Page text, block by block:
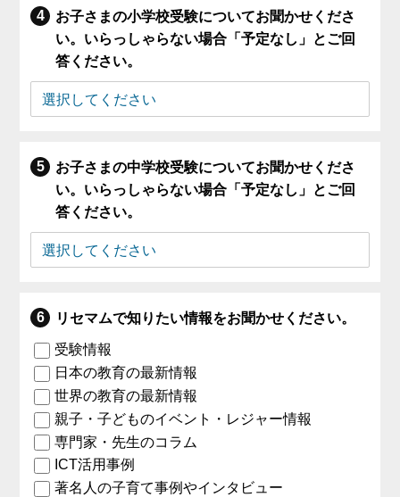
お子さまの小学校受験についてお聞かせくださ
い。いらっしゃらない場合「予定なし」とご回
答ください。
お子さまの中学校受験についてお聞かせくださ
い。いらっしゃらない場合「予定なし」とご回
答ください。
リセマムで知りたい情報をお聞かせください。
受験情報
日本の教育の最新情報
世界の教育の最新情報
親子・子どものイベント・レジャー情報
専門家・先生のコラム
ICT活用事例
著名人の子育て事例やインタビュー